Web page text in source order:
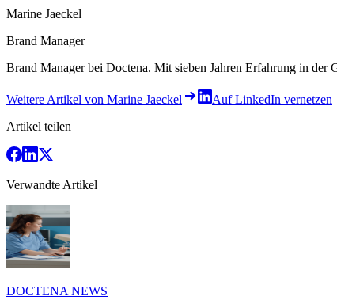
Marine Jaeckel
Brand Manager
Brand Manager bei Doctena. Mit sieben Jahren Erfahrung in der
Weitere Artikel von Marine Jaeckel
Auf LinkedIn vernetzen
Artikel teilen
Verwandte Artikel
DOCTENA NEWS